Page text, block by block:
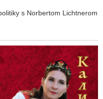
s Norbertom Lichtnerom